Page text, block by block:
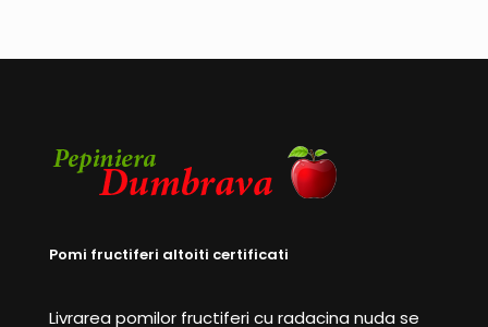
Pomi fructiferi altoiti certificati
Livrarea pomilor fructiferi cu radacina nuda se